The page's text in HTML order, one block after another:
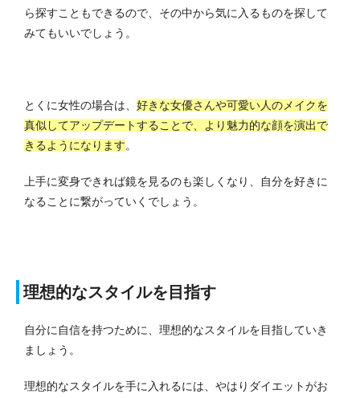
ら探すこともできるので、その中から気に入るものを探して
みてもいいでしょう。
とくに女性の場合は、 好きな女優さんや可愛い人のメイクを
真似してアップデートすることで、より魅力的な顔を演出で
きるようになります。
上手に変身できれば鏡を見るのも楽しくなり、自分を好きに
なることに繋がっていくでしょう。
理想的なスタイルを目指す
自分に自信を持つために、理想的なスタイルを目指していき
ましょう。
理想的なスタイルを手に入れるには、やはりダイエットがお